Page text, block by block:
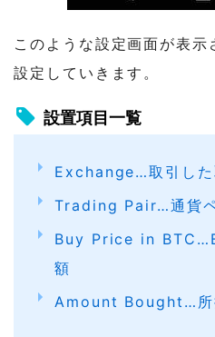
このような設定画面が表
設定していきます。
設置項目一覧
Exchange…取引した
Trading Pair…通貨
Buy Price in
額
Amount Bought…所